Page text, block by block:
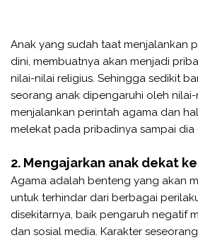
Anak yang sudah taat menjalankan
dini, membuatnya akan menjadi
nilai-nilai religius. Sehingga sedikit
seorang anak dipengaruhi oleh
menjalankan perintah agama dan
melekat pada pribadinya sampai dia
2. Mengajarkan anak dekat
Agama adalah benteng yang akan
untuk terhindar dari berbagai
disekitarnya, baik pengaruh negatif
dan sosial media. Karakter